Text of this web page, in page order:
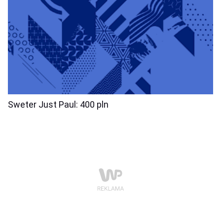
Sweter Just Paul: 400 pln